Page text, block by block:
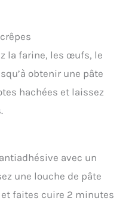
la farine, les œufs, le
obtenir une pâte
hachées et laissez
avec un
une louche de pâte
faites cuire 2 minutes